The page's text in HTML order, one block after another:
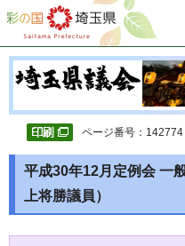
彩の国 埼玉県
ページ番号：142774
平成30年12月定例会 一
上将勝議員）